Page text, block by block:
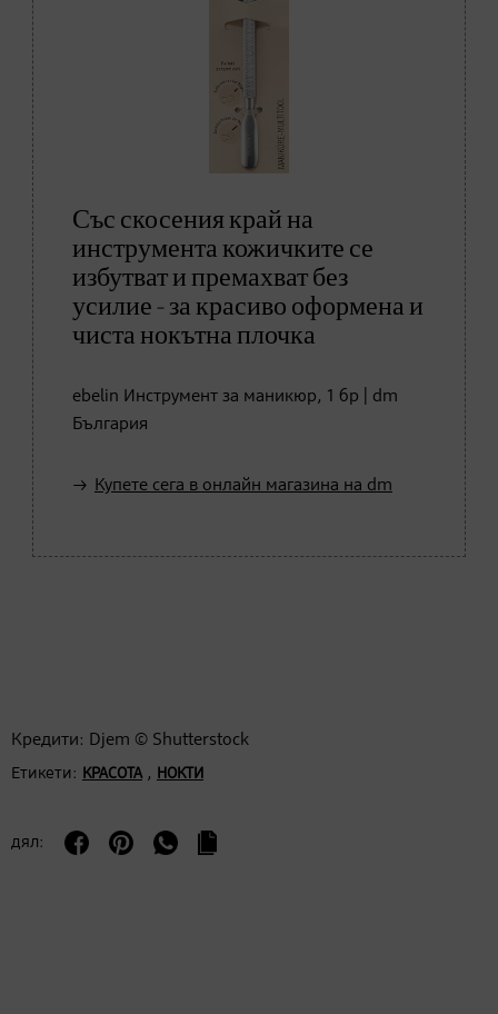
Със скосения край на
инструмента кожичките се
избутват и премахват без
усилие - за красиво оформена и
чиста нокътна плочка
ebelin Инструмент за маникюр, 1 бр | dm
България
Купете сега в онлайн магазина на dm
Кредити: Djem © Shutterstock
Етикети: КРАСОТА, НОКТИ
дял: